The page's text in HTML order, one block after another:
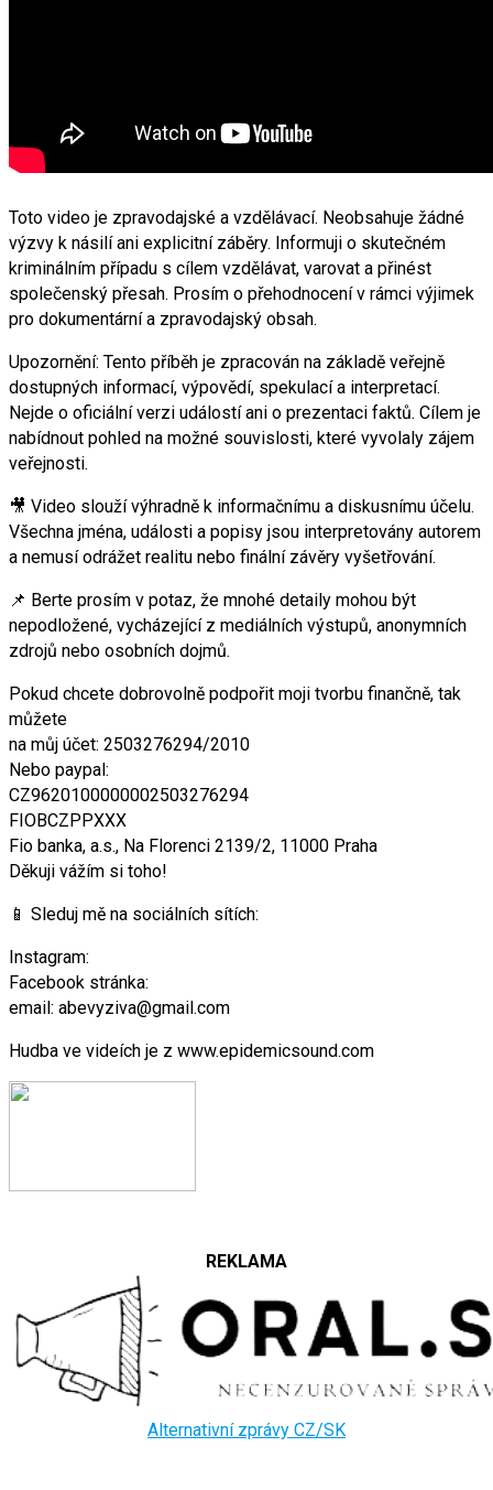
Toto video je zpravodajské a vzdělávací. Neobsahuje žádné
výzvy k násilí ani explicitní záběry. Informuji o skutečném
kriminálním případu s cílem vzdělávat, varovat a přinést
společenský přesah. Prosím o přehodnocení v rámci výjimek
pro dokumentární a zpravodajský obsah.
Upozornění: Tento příběh je zpracován na základě veřejně
dostupných informací, výpovědí, spekulací a interpretací.
Nejde o oficiální verzi událostí ani o prezentaci faktů. Cílem je
nabídnout pohled na možné souvislosti, které vyvolaly zájem
veřejnosti.
🎥 Video slouží výhradně k informačnímu a diskusnímu účelu.
Všechna jména, události a popisy jsou interpretovány autorem
a nemusí odrážet realitu nebo finální závěry vyšetřování.
📌 Berte prosím v potaz, že mnohé detaily mohou být
nepodložené, vycházející z mediálních výstupů, anonymních
zdrojů nebo osobních dojmů.
Pokud chcete dobrovolně podpořit moji tvorbu finančně, tak
můžete
na můj účet: 2503276294/2010
Nebo paypal:
CZ9620100000002503276294
FIOBCZPPXXX
Fio banka, a.s., Na Florenci 2139/2, 11000 Praha
Děkuji vážím si toho!
📱 Sleduj mě na sociálních sítích:
Instagram:
Facebook stránka:
email: abevyziva@gmail.com
Hudba ve videích je z www.epidemicsound.com
REKLAMA
Alternativní zprávy CZ/SK